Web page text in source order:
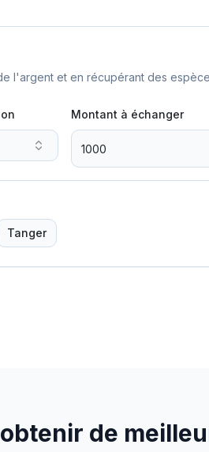
l'argent et en récupérant des
Montant à échanger
Tanger
de